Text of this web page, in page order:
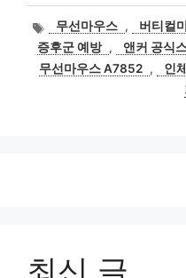
태
그
무선마우스 , 버티컬
증후군 예방 , 앤커 공식
무선마우스 A7852 , 인
최신 글